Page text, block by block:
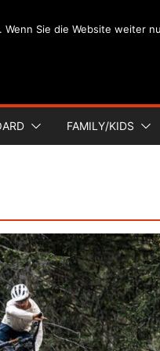
FAMILY/KIDS
Wenn Sie die Website weiter